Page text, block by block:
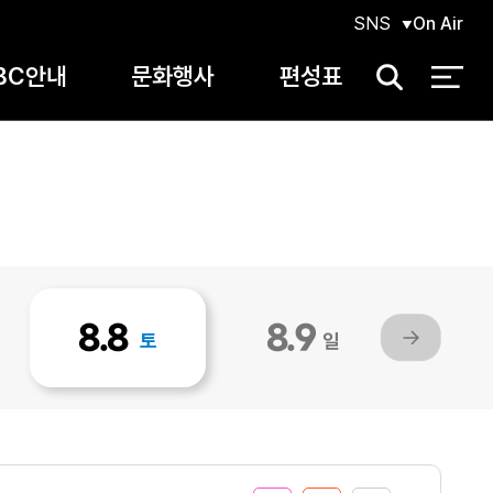
안내 문화행사 편성표
SNS On Air
검
8.8 토 8.9 일